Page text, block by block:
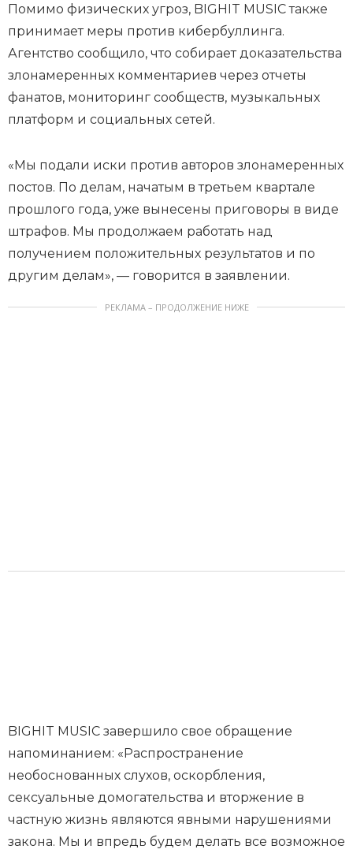
Помимо физических угроз, BIGHIT MUSIC также
принимает меры против кибербуллинга.
Агентство сообщило, что собирает доказательства
злонамеренных комментариев через отчеты
фанатов, мониторинг сообществ, музыкальных
платформ и социальных сетей.
«Мы подали иски против авторов злонамеренных
постов. По делам, начатым в третьем квартале
прошлого года, уже вынесены приговоры в виде
штрафов. Мы продолжаем работать над
получением положительных результатов и по
другим делам», — говорится в заявлении.
РЕКЛАМА – ПРОДОЛЖЕНИЕ НИЖЕ
BIGHIT MUSIC завершило свое обращение
напоминанием: «Распространение
необоснованных слухов, оскорбления,
сексуальные домогательства и вторжение в
частную жизнь являются явными нарушениями
закона. Мы и впредь будем делать все возможное